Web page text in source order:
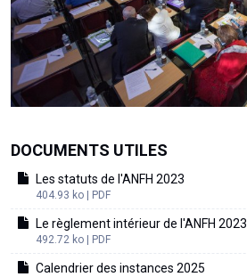
DOCUMENTS UTILES
Les statuts de l'ANFH 2023
404.93 ko | PDF
Le règlement intérieur de l'ANFH 2023
492.72 ko | PDF
Calendrier des instances 2025